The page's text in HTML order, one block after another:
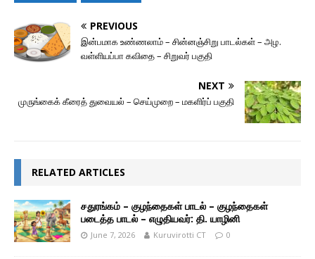
PREVIOUS
இன்பமாக உண்ணலாம் – சின்னஞ்சிறு பாடல்கள் – அழ.
வள்ளியப்பா கவிதை – சிறுவர் பகுதி
NEXT
முருங்கைக் கீரைத் துவையல் – செய்முறை – மகளிர்ப் பகுதி
RELATED ARTICLES
சதுரங்கம் – குழந்தைகள் பாடல் – குழந்தைகள்
படைத்த பாடல் – எழுதியவர்: தி. யாழினி
June 7, 2026 Kuruvirotti CT 0